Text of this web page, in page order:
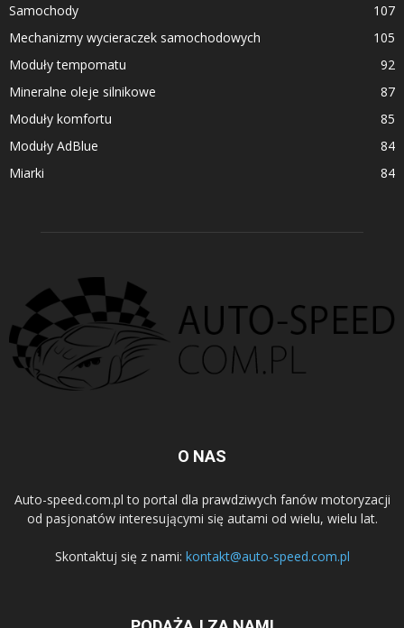
Samochody
107
Mechanizmy wycieraczek samochodowych
105
Moduły tempomatu
92
Mineralne oleje silnikowe
87
Moduły komfortu
85
Moduły AdBlue
84
Miarki
84
O NAS
Auto-speed.com.pl to portal dla prawdziwych fanów motoryzacji
od pasjonatów interesującymi się autami od wielu, wielu lat.
Skontaktuj się z nami: kontakt@auto-speed.com.pl